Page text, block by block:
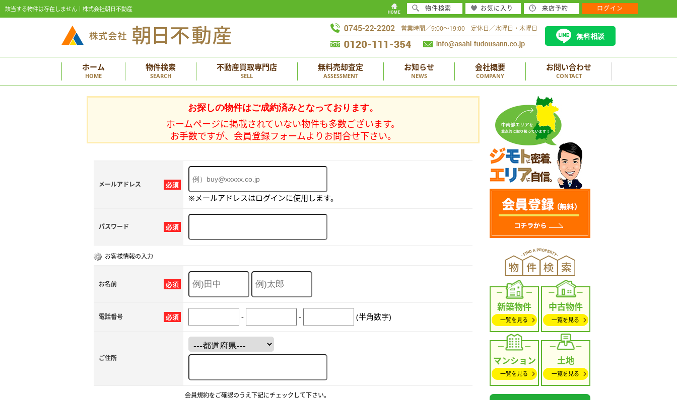
該当する物件は存在しません｜株式会社朝日不動産
営業時間／9:00～19:00 定休日／水曜日・木曜日
無料相談
ホーム
HOME
物件検索
SEARCH
不動産買取専門店
SELL
無料売却査定
ASSESSMENT
お知らせ
NEWS
会社概要
COMPANY
お問い合わせ
CONTACT
お探しの物件はご成約済みとなっております。
ホームページに掲載されていない物件も多数ございます。
お手数ですが、会員登録フォームよりお問合せ下さい。
必須
メールアドレス
※メールアドレスはログインに使用します。
必須
パスワード
お客様情報の入力
必須
お名前
必須
電話番号 - - (半角数字)
ご住所
会員規約をご確認のうえ下記にチェックして下さい。
新築物件
一覧を見る
中古物件
一覧を見る
マンション
一覧を見る
土地
一覧を見る
物件検索 お気に入り 来店予約 ログイン